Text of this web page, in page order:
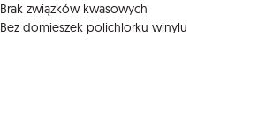
Brak związków kwasowych
Bez domieszek polichlorku winylu